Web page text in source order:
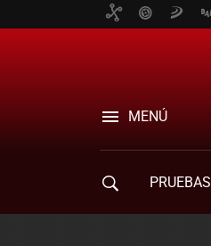
MENÚ
PRUEBAS